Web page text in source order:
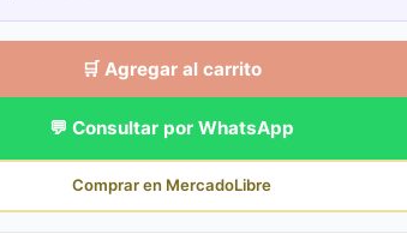
🛒 Agregar al carrito
💬 Consultar por WhatsApp
Comprar en MercadoLibre